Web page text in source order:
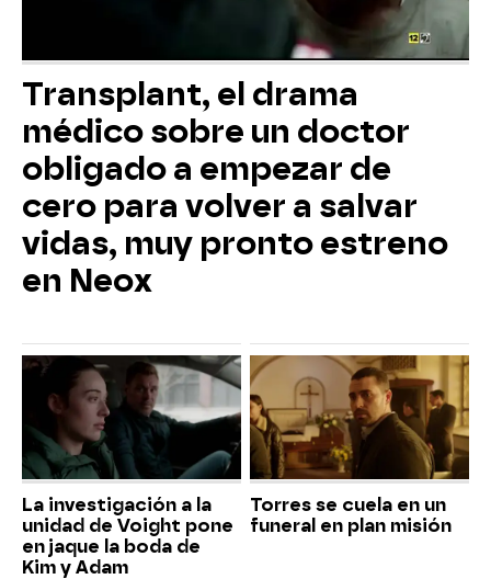
Transplant, el drama
médico sobre un doctor
obligado a empezar de
cero para volver a salvar
vidas, muy pronto estreno
en Neox
La investigación a la
unidad de Voight pone
en jaque la boda de
Kim y Adam
Torres se cuela en un
funeral en plan misión